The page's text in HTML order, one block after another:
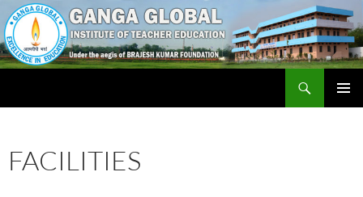
Skip
to
content
FACILITIES